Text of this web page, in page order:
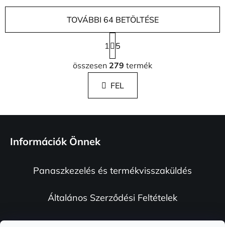
L
i
s
t
a
i
í
t
s
l
TOVÁBBI 64 BETÖLTÉSE
1
5
összesen 279 termék
FEL
Információk Önnek
Panaszkezelés és termékvisszaküldés
Általános Szerződési Feltételek